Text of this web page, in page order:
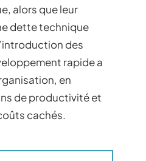
alors que leur
dette technique
des
rapide a
en
de productivité et
cachés.